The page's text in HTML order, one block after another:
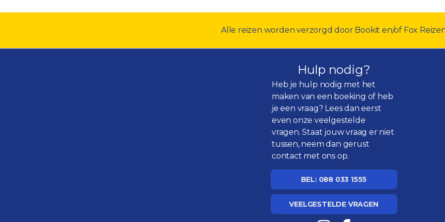
Alle reizen worden verzorgd door Bookit en/of Fox
Hulp nodig?
Heb je hulp nodig met het
maken van een boeking of heb
je een vraag? Lees dan eerst
even onzeveelgestelde
vragen. Staat jouw vraag er niet
tussen, neem dan gerust
contact met ons op.
BEL: 088 033 1555
VEELGESTELDE VRAGEN